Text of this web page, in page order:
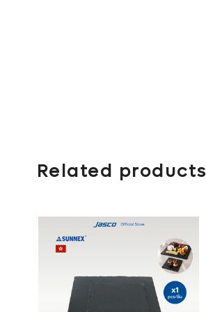
Related products